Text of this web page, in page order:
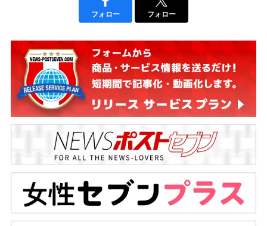
フォロー フォロー